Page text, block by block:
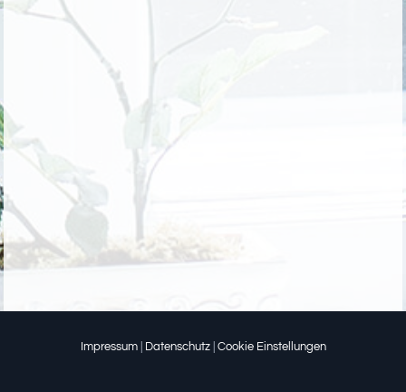
Impressum| Datenschutz| Cookie Einstellungen